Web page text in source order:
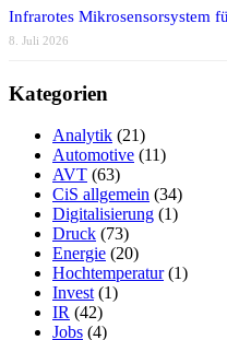
Infrarotes Mikrosensorsystem
8. Juli 2026
Kategorien
Analytik (21)
Automotive (11)
AVT (63)
CiS allgemein (34)
Digitalisierung (1)
Druck (73)
Energie (20)
Hochtemperatur(1)
Invest (1)
IR (42)
Jobs (4)